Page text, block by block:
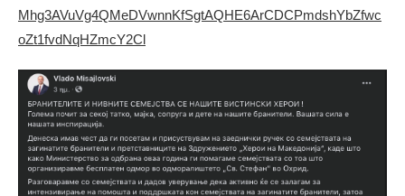
Mhg3AVuVg4QMeDVwnnKfSgtAQHE6ArCDCPmdshYbZfwc
oZt1fvdNqHZmcY2Cl